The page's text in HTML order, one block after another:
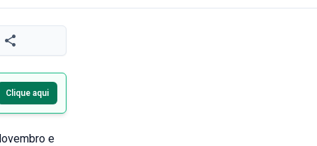
Clique aqui
e